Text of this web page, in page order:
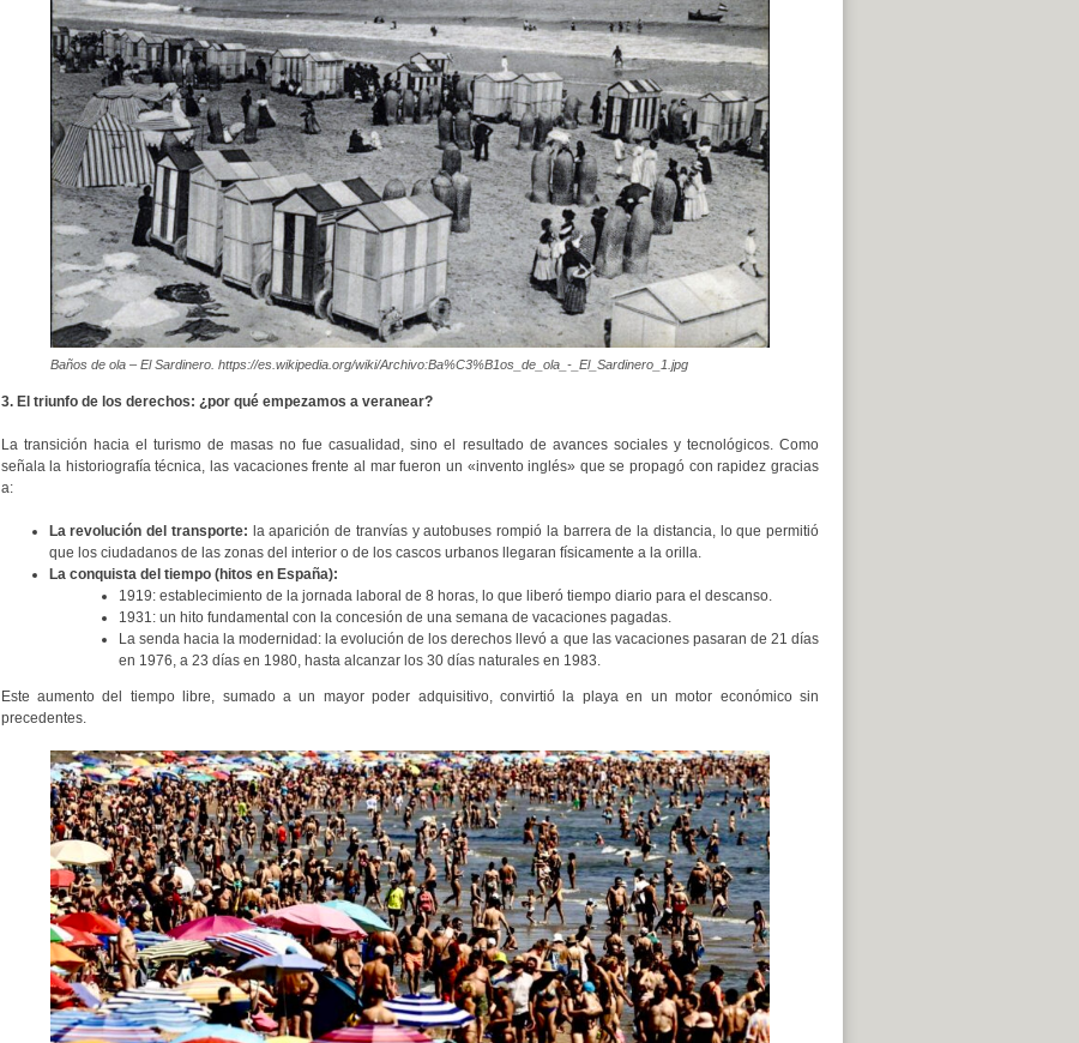
Baños de ola – El Sardinero. https://es.wikipedia.org/wiki/Archivo:Ba%C3%B1os_de_ola_-_El_Sardinero_1.jpg
3. El triunfo de los derechos: ¿por qué empezamos a veranear?
La transición hacia el turismo de masas no fue casualidad, sino el resultado de avances sociales y tecnológicos. Como
señala la historiografía técnica, las vacaciones frente al mar fueron un «invento inglés» que se propagó con rapidez gracias
a:
La revolución del transporte: la aparición de tranvías y autobuses rompió la barrera de la distancia, lo que permitió
que los ciudadanos de las zonas del interior o de los cascos urbanos llegaran físicamente a la orilla.
La conquista del tiempo (hitos en España):
1919: establecimiento de la jornada laboral de 8 horas, lo que liberó tiempo diario para el descanso.
1931: un hito fundamental con la concesión de una semana de vacaciones pagadas.
La senda hacia la modernidad: la evolución de los derechos llevó a que las vacaciones pasaran de 21 días
en 1976, a 23 días en 1980, hasta alcanzar los 30 días naturales en 1983.
Este aumento del tiempo libre, sumado a un mayor poder adquisitivo, convirtió la playa en un motor económico sin
precedentes.